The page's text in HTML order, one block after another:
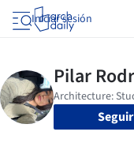
Iniciar sesión
Seguir